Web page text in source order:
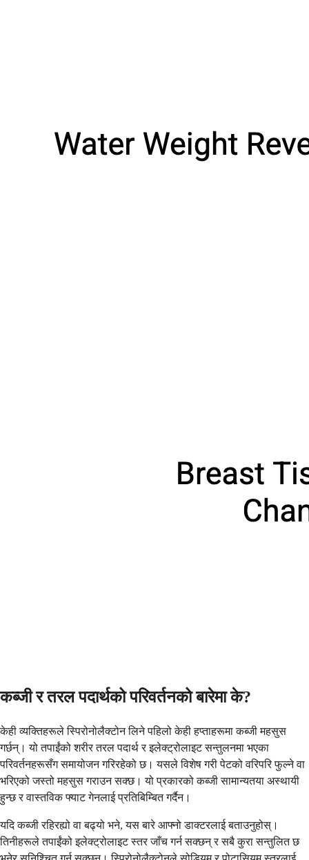
कब्जी र तरल पदार्थको परिवर्तनको बारेमा के?
केही व्यक्तिहरूले स्पिरोनोलैक्टोन लिने पहिलो केही हप्ताहरूमा कब्जी महसुस
गर्छन्। यो तपाईंको शरीर तरल पदार्थ र इलेक्ट्रोलाइट सन्तुलनमा भएका
परिवर्तनहरूसँग समायोजन गरिरहेको छ। यसले विशेष गरी पेटको वरिपरि फुल्ने वा
भरिएको जस्तो महसुस गराउन सक्छ। यो प्रकारको कब्जी सामान्यतया अस्थायी
हुन्छ र वास्तविक फ्याट गेनलाई प्रतिबिम्बित गर्दैन।
यदि कब्जी रहिरह्यो वा बढ्यो भने, यस बारे आफ्नो डाक्टरलाई बताउनुहोस्।
तिनीहरूले तपाईंको इलेक्ट्रोलाइट स्तर जाँच गर्न सक्छन् र सबै कुरा सन्तुलित छ